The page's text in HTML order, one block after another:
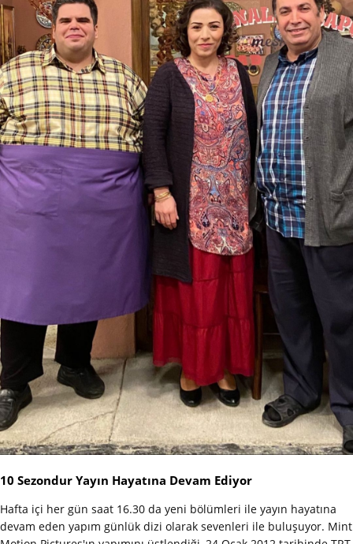
10 Sezondur Yayın Hayatına Devam Ediyor
Hafta içi her gün saat 16.30 da yeni bölümleri ile yayın hayatına
devam eden yapım günlük dizi olarak sevenleri ile buluşuyor. Mint